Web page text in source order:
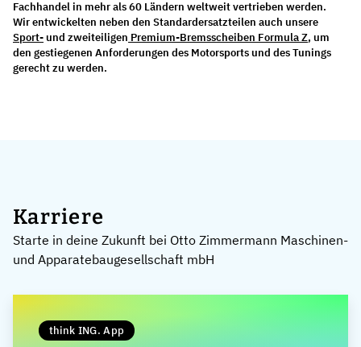
Fachhandel in mehr als 60 Ländern weltweit vertrieben werden.
Wir entwickelten neben den Standardersatzteilen auch unsere
Sport-und zweiteiligen Premium-Bremsscheiben Formula Z, um
den gestiegenen Anforderungen des Motorsports und des Tunings
gerecht zu werden.
Karriere
Starte in deine Zukunft bei Otto Zimmermann Maschinen-
und Apparatebaugesellschaft mbH
think ING. App